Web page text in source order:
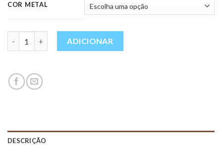
COR METAL
ADICIONAR
DESCRIÇÃO